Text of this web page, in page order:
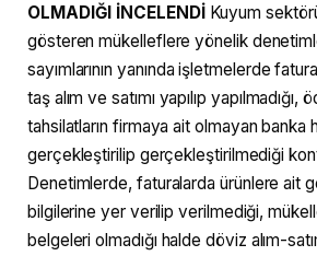
OLMADIĞI İNCELENDİKuyum
gösteren mükelleflere yönelik
sayımlarının yanında işletmelerde
taş alım ve satımı yapılıp yapılmadığı,
tahsilatların firmaya ait olmayan banka
gerçekleştirilip gerçekleştirilmediği
Denetimlerde, faturalarda ürünlere ait
bilgilerine yer verilip verilmediği,
belgeleri olmadığı halde döviz alım-